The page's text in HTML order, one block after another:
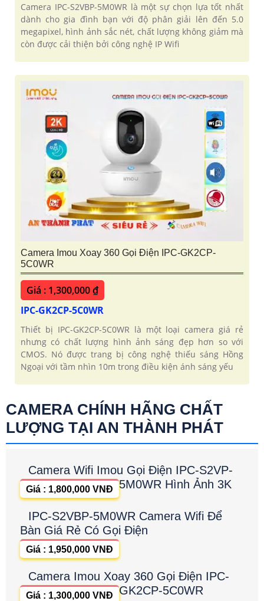
Camera IPC-S2VBP-5M0WR là một sự chọn lựa tốt nhất
dành cho gia đình bạn với độ phân giải lên đến 5.0
megapixel, hình ảnh sắc nét, chất lượng không giảm mà
còn được cải thiện bởi công nghệ IP Wifi
Camera Imou Xoay 360 Gọi Điện IPC-GK2CP-
5C0WR
Giá : 1,300,000 ₫
IPC-GK2CP-5C0WR
Thiết bị IPC-GK2CP-5C0WR là một loại camera giá rẻ
nhưng có chất lượng hình ảnh sáng đẹp hơn so với
CMOS. Nó được trang bị công nghệ thiếu sáng Hồng
Ngoại với tầm nhìn 10m trong điều kiện ánh sáng yếu
CAMERA CHÍNH HÃNG CHẤT
LƯỢNG TẠI AN THÀNH PHÁT
Camera Wifi Imou Gọi Điện IPC-S2VP-
5M0WR Hình Ảnh 3K
Giá : 1,800,000 VNĐ
IPC-S2VBP-5M0WR Camera Wifi Để
Bàn Giá Rẻ Có Gọi Điện
Giá : 1,950,000 VNĐ
Camera Imou Xoay 360 Gọi Điện IPC-
GK2CP-5C0WR
Giá : 1,300,000 VNĐ